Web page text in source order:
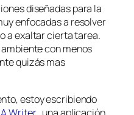
diseñadas para la
enfocadas a resolver
a exaltar cierta tarea.
con menos
quizás mas
estoy escribiendo
Writer, una aplicación